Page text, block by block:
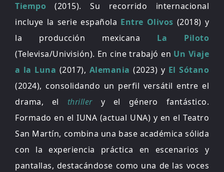
Tiempo (2015). Su recorrido internacional
incluye la serie española Entre Olivos (2018) y
la producción mexicana La Piloto
(Televisa/Univisión). En cine trabajó en Un Viaje
a la Luna (2017), Alemania (2023) y El Sótano
(2024), consolidando un perfil versátil entre el
drama, el thrillery el género fantástico.
Formado en el IUNA (actual UNA) y en el Teatro
San Martín, combina una base académica sólida
con la experiencia práctica en escenarios y
pantallas, destacándose como una de las voces